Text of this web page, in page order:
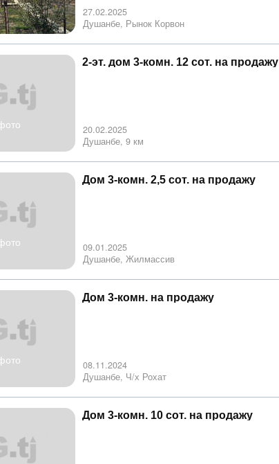
27.02.2025
Душанбе, Рынок Корвон
2-эт. дом 3-комн. 12 сот. на продажу
20.02.2025
Душанбе, 9 км
Дом 3-комн. 2,5 сот. на продажу
09.01.2025
Душанбе, Жилмассив
Дом 3-комн. на продажу
08.11.2024
Душанбе, Ч/х Рохат
Дом 3-комн. 10 сот. на продажу